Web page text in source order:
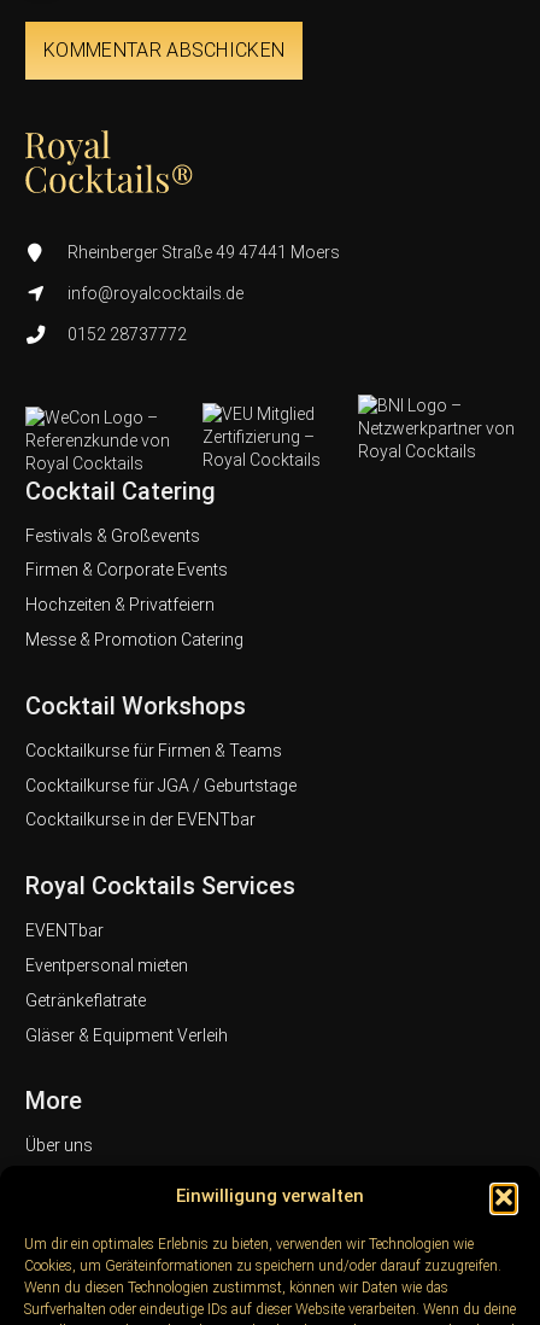
Einwilligung verwalten
Um dir ein optimales Erlebnis zu bieten, verwenden wir Technologien wie
Cookies, um Geräteinformationen zu speichern und/oder darauf zuzugreifen.
Wenn du diesen Technologien zustimmst, können wir Daten wie das
Surfverhalten oder eindeutige IDs auf dieser Website verarbeiten. Wenn du deine
KOMMENTAR ABSCHICKEN
Rheinberger Straße 49 47441 Moers
info@royalcocktails.de
0152 28737772
Cocktail Catering
Festivals & Großevents
Firmen & Corporate Events
Hochzeiten & Privatfeiern
Messe & Promotion Catering
Cocktail Workshops
Cocktailkurse für Firmen & Teams
Cocktailkurse für JGA / Geburtstage
Cocktailkurse in der EVENTbar
Royal Cocktails Services
EVENTbar
Eventpersonal mieten
Getränkeflatrate
Gläser & Equipment Verleih
More
Über uns
FAQ
Blog / Magazin
Kontakt / Anfrageformular